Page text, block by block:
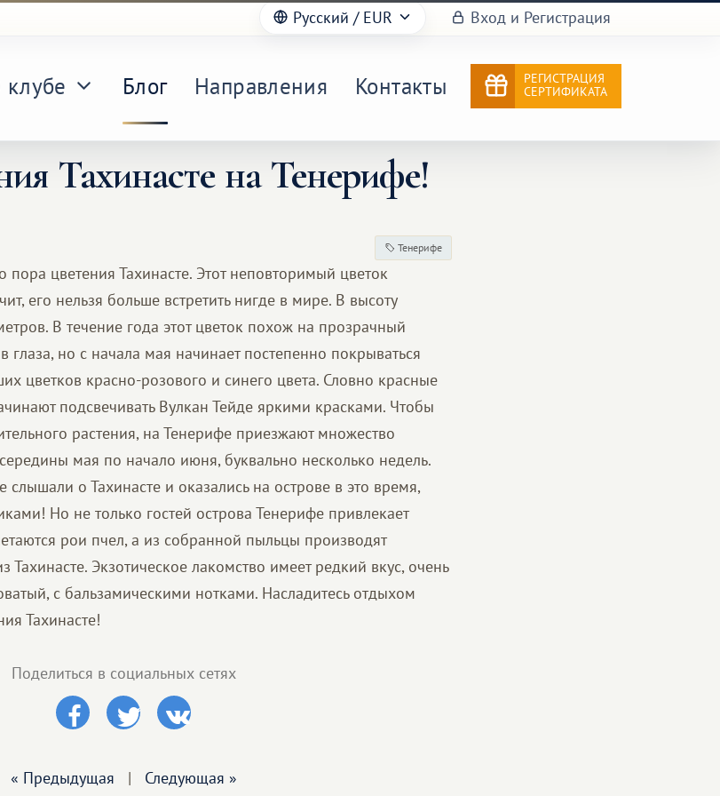
Русский / EUR Вход и Регистрация
Блог Направления Контакты
РЕГИСТРАЦИЯ
СЕРТИФИКАТА
Тахинасте на Тенерифе!
Тенерифе
цветения Тахинасте. Этот неповторимый цветок
его нельзя больше встретить нигде в мире. В высоту
В течение года этот цветок похож на прозрачный
глаза, но с начала мая начинает постепенно покрываться
цветков красно-розового и синего цвета. Словно красные
подсвечивать Вулкан Тейде яркими красками. Чтобы
растения, на Тенерифе приезжают множество
середины мая по начало июня, буквально несколько недель.
слышали о Тахинасте и оказались на острове в это время,
Но не только гостей острова Тенерифе привлекает
рои пчел, а из собранной пыльцы производят
Экзотическое лакомство имеет редкий вкус, очень
с бальзамическими нотками. Насладитесь отдыхом
Тахинасте!
Поделиться в социальных сетях
« Предыдущая | Следующая »